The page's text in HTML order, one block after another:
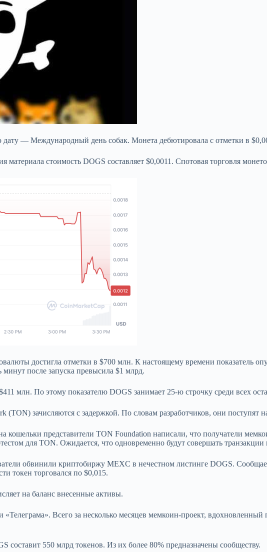
дату — Международный день собак. Монета дебютировала с отметки в
стоимость DOGS составляет $0,0011. Спотовая торговля
достигла отметки в $700 млн. К настоящему времени показатель
минут после запуска превысила $1 млрд.
млн. По этому показателю DOGS занимает 25-ю строчку среди всех
зачисляются с задержкой. По словам разработчиков, они поступят
кошельки представители TON Foundation написали, что получатели
для TON. Ожидается, что одновременно будут совершать транзакции
обвинили криптобиржу MEXC в нечестном листинге DOGS.
токен торговался по $0,015.
на баланс внесенные активы.
Всего за несколько месяцев мемкоин-проект,
составит 550 млрд токенов. Из их более 80% предназначены сообществу.